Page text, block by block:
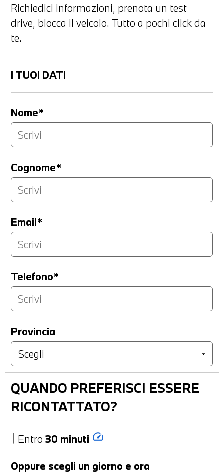
Richiedici informazioni, prenota un test
drive, blocca il veicolo. Tutto a pochi click da
te.
I TUOI DATI
Nome*
Cognome*
Email*
Telefono*
Provincia
QUANDO PREFERISCI ESSERE
RICONTATTATO?
Entro 30 minuti speed
Oppure scegli un giorno e ora